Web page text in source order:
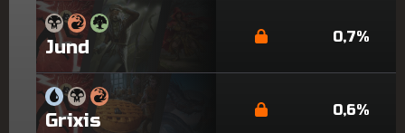
Jund 0,7%
Grixis 0,6%